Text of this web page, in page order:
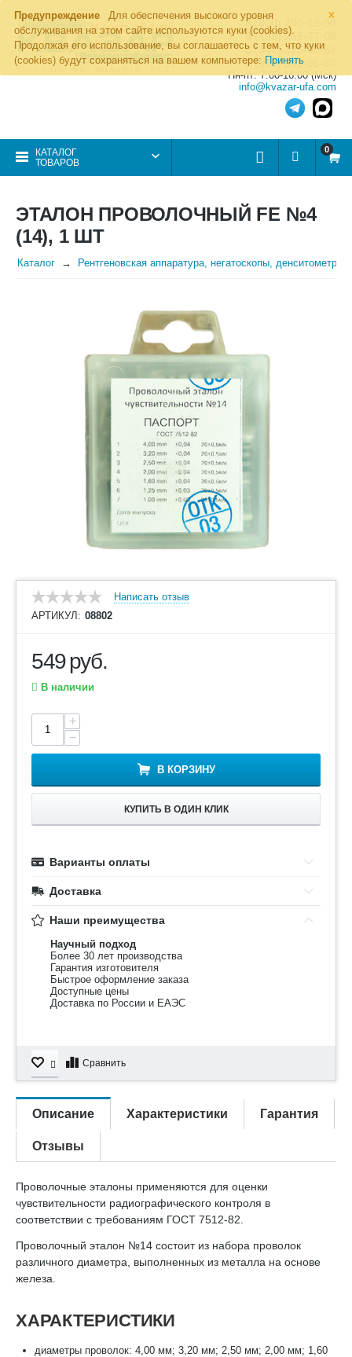
×
Предупреждение
Для обеспечения высокого уровня
обслуживания на этом сайте используются куки (cookies).
Продолжая его использование, вы соглашаетесь с тем, что куки
(cookies) будут сохраняться на вашем компьютере: Принять
8 (800) 700-19-50
8 (495) 255-77-08
8 (347) 225-00-52
8 (986) 963-95-80
Пн-пт: 7.00-16.00 (Мск)
info@kvazar-ufa.com
КАТАЛОГ
ТОВАРОВ
0
ЭТАЛОН ПРОВОЛОЧНЫЙ FE №4
(14), 1 ШТ
Каталог Рентгеновская аппаратура, негатоскопы, денситометры
Написать отзыв
АРТИКУЛ: 08802
549руб.
В наличии
+
−
В КОРЗИНУ
КУПИТЬ В ОДИН КЛИК
Варианты оплаты
Доставка
Наши преимущества
Научный подход
Более 30 лет производства
Гарантия изготовителя
Быстрое оформление заказа
Доступные цены
Доставка по России и ЕАЭС
Сравнить
Описание Характеристики Гарантия
Отзывы
Проволочные эталоны применяются для оценки
чувствительности радиографического контроля в
соответствии с требованиям ГОСТ 7512-82.
Проволочный эталон №14 состоит из набора проволок
различного диаметра, выполненных из металла на основе
железа.
ХАРАКТЕРИСТИКИ
диаметры проволок: 4,00 мм; 3,20 мм; 2,50 мм; 2,00 мм; 1,60